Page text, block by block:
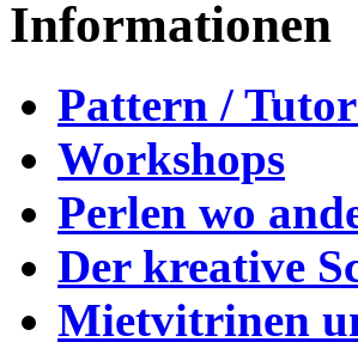
Informationen
Pattern /
Workshops
Perlen wo
Der kreative
Mietvitrinen